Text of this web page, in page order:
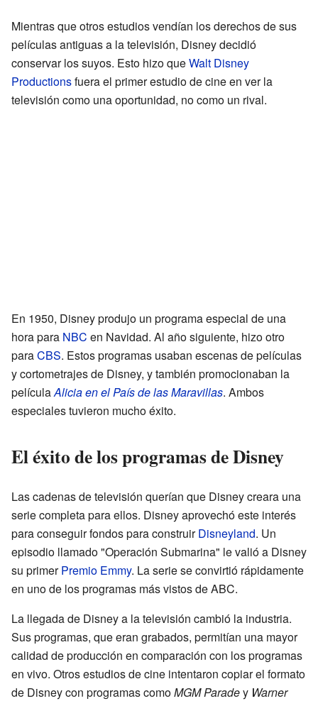
Mientras que otros estudios vendían los derechos de sus
películas antiguas a la televisión, Disney decidió
conservar los suyos. Esto hizo queWalt Disney
Productionsfuera el primer estudio de cine en ver la
televisión como una oportunidad, no como un rival.
En 1950, Disney produjo un programa especial de una
hora para NBC en Navidad. Al año siguiente, hizo otro
paraCBS. Estos programas usaban escenas de películas
y cortometrajes de Disney, y también promocionaban la
películaAlicia en el País de las Maravillas. Ambos
especiales tuvieron mucho éxito.
El éxito de los programas de Disney
Las cadenas de televisión querían que Disney creara una
serie completa para ellos. Disney aprovechó este interés
para conseguir fondos para construirDisneyland. Un
episodio llamado "Operación Submarina" le valió a Disney
su primerPremio Emmy. La serie se convirtió rápidamente
en uno de los programas más vistos de ABC.
La llegada de Disney a la televisión cambió la industria.
Sus programas, que eran grabados, permitían una mayor
calidad de producción en comparación con los programas
en vivo. Otros estudios de cine intentaron copiar el formato
de Disney con programas comoMGM Paradey Warner